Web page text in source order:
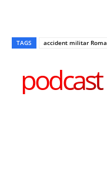
TAGS accident militar